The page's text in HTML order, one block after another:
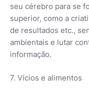
seu cérebro para se
superior, como a
de resultados etc.,
ambientais e lutar
informação.
7. Vícios e alimentos